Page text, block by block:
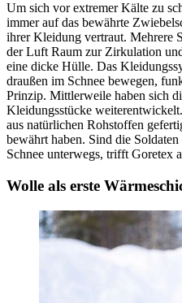
Um sich vor extremer Kälte zu
immer auf das bewährte
ihrer Kleidung vertraut. Mehrere
der Luft Raum zur Zirkulation
eine dicke Hülle. Das
draußen im Schnee bewegen,
Prinzip. Mittlerweile haben sich
Kleidungsstücke
aus natürlichen Rohstoffen
bewährt haben. Sind die
Schnee unterwegs, trifft Goretex
Wolle als erste